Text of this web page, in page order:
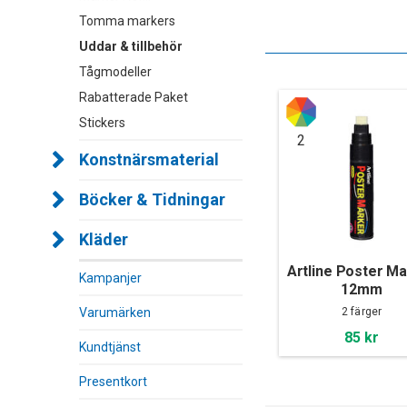
Tomma markers
Uddar & tillbehör
Tågmodeller
Rabatterade Paket
Stickers
Konstnärsmaterial
Böcker & Tidningar
Kläder
Kampanjer
Varumärken
Kundtjänst
Presentkort
2
Artline Poster
12mm
2 färger
85 kr